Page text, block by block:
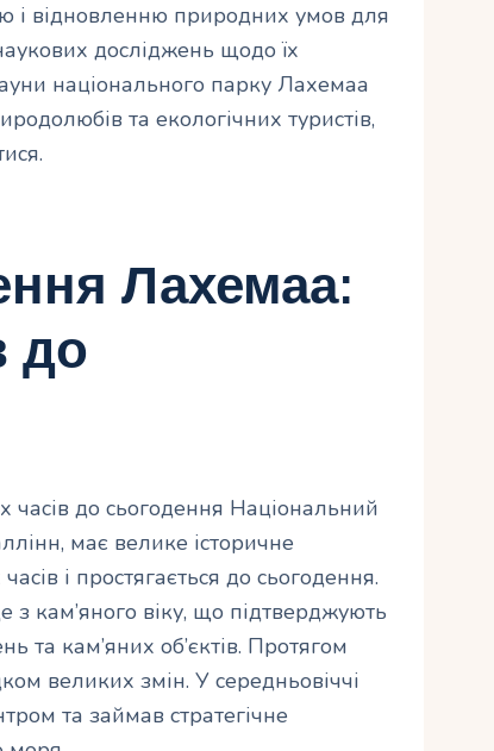
і відновленню природних умов для
досліджень щодо їх
національного парку Лахемаа
та екологічних туристів,
Лахемаа:
до
часів до сьогодення Національний
має велике історичне
і простягається до сьогодення.
кам’яного віку, що підтверджують
та кам’яних об’єктів. Протягом
великих змін. У середньовіччі
та займав стратегічне